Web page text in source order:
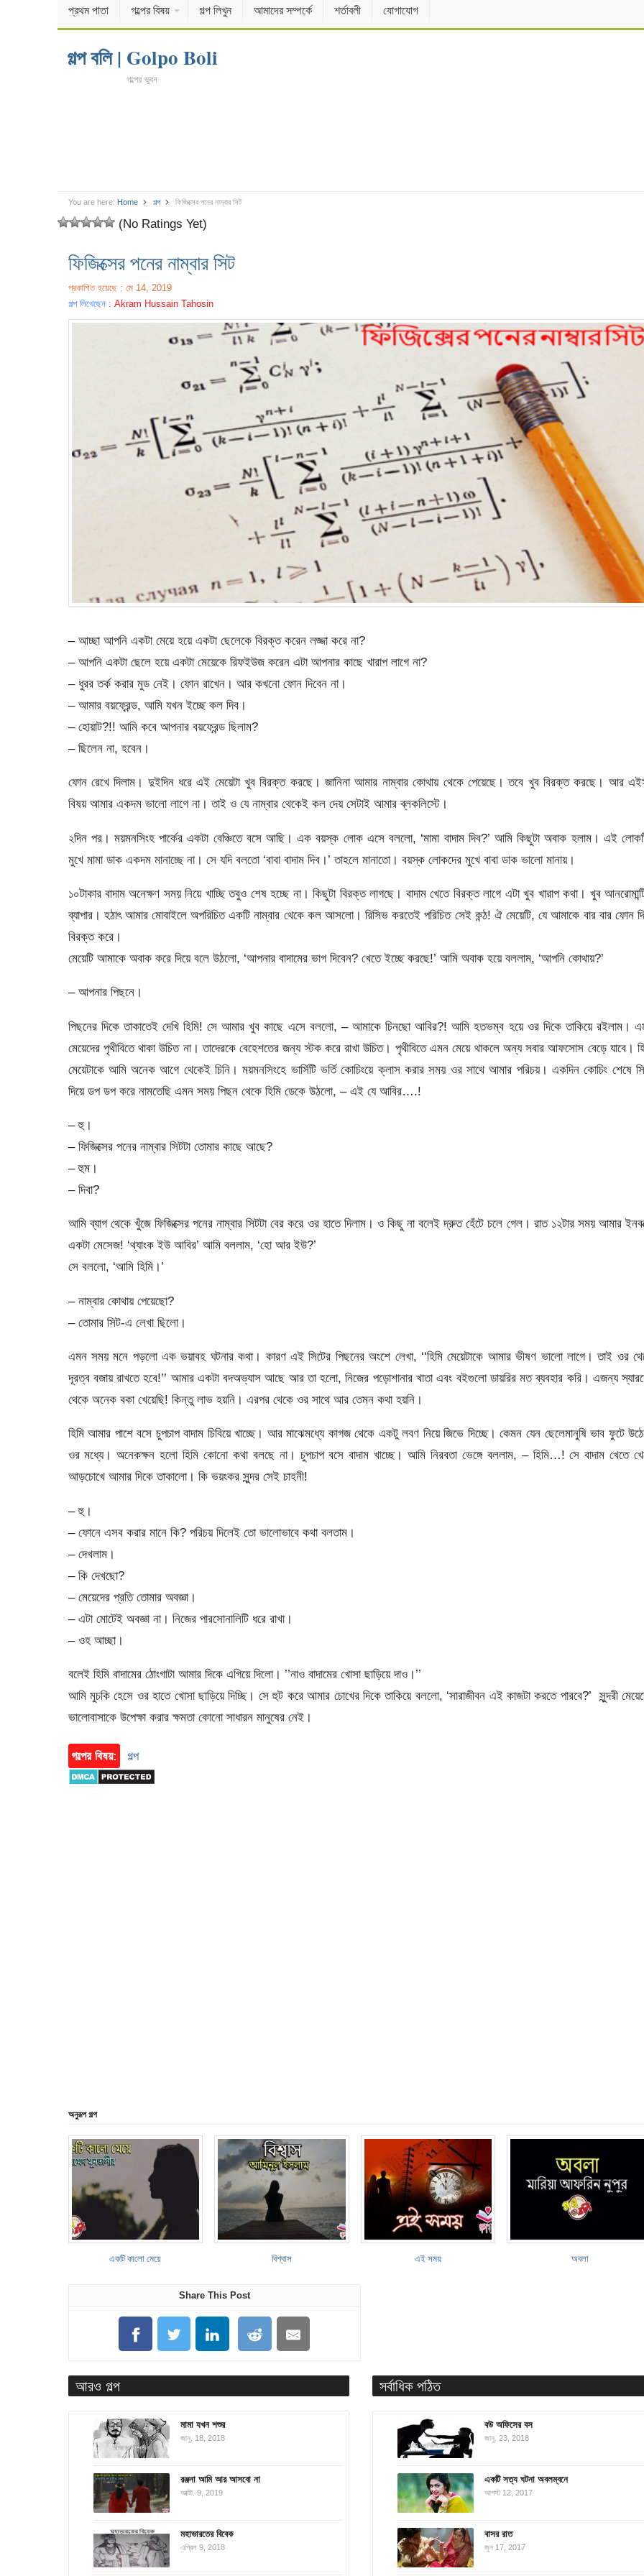
প্রথম পাতা গল্পের বিষয় গল্প লিখুন আমাদের সম্পর্কে শর্তাবলী যোগাযোগ
গল্প বলি | Golpo Boli
গল্পের ভুবন
You are here: Home গল্প ফিজিক্সের পনের নাম্বার সিট
(No Ratings Yet)
ফিজিক্সের পনের নাম্বার সিট
প্রকাশিত হয়েছে : মে 14, 2019
গল্প লিখেছেন : Akram Hussain Tahosin
– আচ্ছা আপনি একটা মেয়ে হয়ে একটা ছেলেকে বিরক্ত করেন লজ্জা করে না?
– আপনি একটা ছেলে হয়ে একটা মেয়েকে রিফইউজ করেন এটা আপনার কাছে খারাপ লাগে না?
– ধুরর তর্ক করার মুড নেই। ফোন রাখেন। আর কখনো ফোন দিবেন না।
– আমার বয়ফ্রেন্ড, আমি যখন ইচ্ছে কল দিব।
– হোয়াট?!! আমি কবে আপনার বয়ফ্রেন্ড ছিলাম?
– ছিলেন না, হবেন।
ফোন রেখে দিলাম। দুইদিন ধরে এই মেয়েটা খুব বিরক্ত করছে। জানিনা আমার নাম্বার কোথায় থেকে পেয়েছে। তবে খুব বিরক্ত করছে। আর
বিষয় আমার একদম ভালো লাগে না। তাই ও যে নাম্বার থেকেই কল দেয় সেটাই আমার ব্লকলিস্টে।
২দিন পর। ময়মনসিংহ পার্কের একটা বেঞ্চিতে বসে আছি। এক বয়স্ক লোক এসে বললো, ‘মামা বাদাম দিব?’ আমি কিছুটা অবাক হলাম। এই
মুখে মামা ডাক একদম মানাচ্ছে না। সে যদি বলতো ‘বাবা বাদাম দিব।’ তাহলে মানাতো। বয়স্ক লোকদের মুখে বাবা ডাক ভালো মানায়।
১০টাকার বাদাম অনেক্ষণ সময় নিয়ে খাচ্ছি তবুও শেষ হচ্ছে না। কিছুটা বিরক্ত লাগছে। বাদাম খেতে বিরক্ত লাগে এটা খুব খারাপ কথা। খুব
ব্যাপার। হঠাৎ আমার মোবাইলে অপরিচিত একটি নাম্বার থেকে কল আসলো। রিসিভ করতেই পরিচিত সেই কন্ঠ! ঐ মেয়েটি, যে আমাকে বার বার ফোন
বিরক্ত করে।
মেয়েটি আমাকে অবাক করে দিয়ে বলে উঠলো, ‘আপনার বাদামের ভাগ দিবেন? খেতে ইচ্ছে করছে!’ আমি অবাক হয়ে বললাম, ‘আপনি কোথায়?’
– আপনার পিছনে।
পিছনের দিকে তাকাতেই দেখি হিমি! সে আমার খুব কাছে এসে বললো, – আমাকে চিনছো আবির?! আমি হতভম্ব হয়ে ওর দিকে তাকিয়ে রইলাম।
মেয়েদের পৃথীবিতে থাকা উচিত না। তাদেরকে বেহেশতের জন্য স্টক করে রাখা উচিত। পৃথীবিতে এমন মেয়ে থাকলে অন্য সবার আফসোস বেড়ে যাবে।
মেয়েটাকে আমি অনেক আগে থেকেই চিনি। ময়মনসিংহে ভার্সিটি ভর্তি কোচিংয়ে ক্লাস করার সময় ওর সাথে আমার পরিচয়। একদিন কোচিং শেষে
দিয়ে ডপ ডপ করে নামতেছি এমন সময় পিছন থেকে হিমি ডেকে উঠলো, – এই যে আবির….!
– হু।
– ফিজিক্সের পনের নাম্বার সিটটা তোমার কাছে আছে?
– হুম।
– দিবা?
আমি ব্যাগ থেকে খুঁজে ফিজিক্সের পনের নাম্বার সিটটা বের করে ওর হাতে দিলাম। ও কিছু না বলেই দ্রুত হেঁটে চলে গেল। রাত ১২টার সময় আমার
একটা মেসেজ! ‘থ্যাংক ইউ আবির’ আমি বললাম, ‘হো আর ইউ?’
সে বললো, ‘আমি হিমি।’
– নাম্বার কোথায় পেয়েছো?
– তোমার সিট-এ লেখা ছিলো।
এমন সময় মনে পড়লো এক ভয়াবহ ঘটনার কথা। কারণ এই সিটের পিছনের অংশে লেখা, ‘‘হিমি মেয়েটাকে আমার ভীষণ ভালো লাগে। তাই ওর
দূরত্ব বজায় রাখতে হবে!’’ আমার একটা বদঅভ্যাস আছে আর তা হলো, নিজের পড়োশানার খাতা এবং বইগুলো ডায়রির মত ব্যবহার করি। এজন্য
থেকে অনেক বকা খেয়েছি! কিন্তু লাভ হয়নি। এরপর থেকে ওর সাথে আর তেমন কথা হয়নি।
হিমি আমার পাশে বসে চুপচাপ বাদাম চিবিয়ে খাচ্ছে। আর মাঝেমধ্যে কাগজ থেকে একটু লবণ নিয়ে জিভে দিচ্ছে। কেমন যেন ছেলেমানুষি ভাব ফুটে
ওর মধ্যে। অনেকক্ষন হলো হিমি কোনো কথা বলছে না। চুপচাপ বসে বাদাম খাচ্ছে। আমি নিরবতা ভেঙ্গে বললাম, – হিমি…! সে বাদাম খেতে
আড়চোখে আমার দিকে তাকালো। কি ভয়ংকর সুন্দর সেই চাহনী!
– হু।
– ফোনে এসব করার মানে কি? পরিচয় দিলেই তো ভালোভাবে কথা বলতাম।
– দেখলাম।
– কি দেখছো?
– মেয়েদের প্রতি তোমার অবজ্ঞা।
– এটা মোটেই অবজ্ঞা না। নিজের পারসোনালিটি ধরে রাখা।
– ওহ আচ্ছা।
বলেই হিমি বাদামের ঠোংগাটা আমার দিকে এগিয়ে দিলো। ’’নাও বাদামের খোসা ছাড়িয়ে দাও।’’
আমি মুচকি হেসে ওর হাতে খোসা ছাড়িয়ে দিচ্ছি। সে হুট করে আমার চোখের দিকে তাকিয়ে বললো, ‘সারাজীবন এই কাজটা করতে পারবে?’ সুন্দরী
ভালোবাসাকে উপেক্ষা করার ক্ষমতা কোনো সাধারন মানুষের নেই।
গল্পের বিষয়: গল্প
অনুরূপ গল্প
একটি কালো মেয়ে বিশ্বাস এই সময় অবলা
Share This Post
আরও গল্প
মামা যখন শশুর
জানু. 18, 2018
রঞ্জনা আমি আর আসবো না
অক্টো. 9, 2019
মহাভারতের বিবেক
এপ্রিল 9, 2018
সর্বাধিক পঠিত
বউ অফিসের বস
জানু. 23, 2018
একটি সত্য ঘটনা অবলম্বনে
আগস্ট 12, 2017
বাসর রাত
জুন 17, 2017